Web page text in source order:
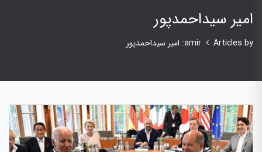
امیر سیداحمدپور
amir Articles by: امیر سیداحمدپور